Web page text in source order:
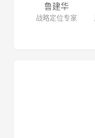
鲁建华
战略定位专家